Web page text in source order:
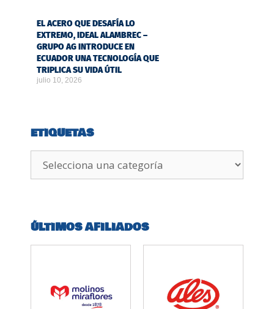
EL ACERO QUE DESAFÍA LO
EXTREMO, IDEAL ALAMBREC –
GRUPO AG INTRODUCE EN
ECUADOR UNA TECNOLOGÍA QUE
TRIPLICA SU VIDA ÚTIL
julio 10, 2026
ETIQUETAS
ÚLTIMOS AFILIADOS